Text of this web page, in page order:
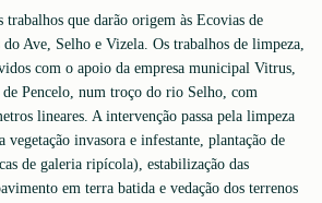
trabalhos que darão origem às Ecovias de
do Ave, Selho e Vizela. Os trabalhos de limpeza,
com o apoio da empresa municipal Vitrus,
de Pencelo, num troço do rio Selho, com
lineares. A intervenção passa pela limpeza
vegetação invasora e infestante, plantação de
de galeria ripícola), estabilização das
em terra batida e vedação dos terrenos